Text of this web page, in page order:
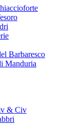
Barbaresco
Manduria
& Civ